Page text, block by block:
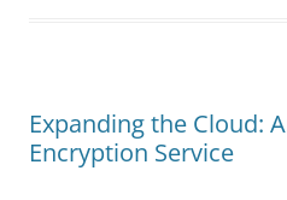
Expanding the Cloud:
Encryption Service